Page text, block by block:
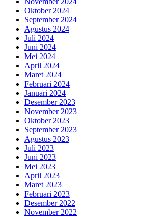
Oktober 2024
September 2024
Agustus 2024
Juli 2024
Juni 2024
Mei 2024
April 2024
Maret 2024
Februari 2024
Januari 2024
Desember 2023
November 2023
Oktober 2023
September 2023
Agustus 2023
Juli 2023
Juni 2023
Mei 2023
April 2023
Maret 2023
Februari 2023
Desember 2022
November 2022